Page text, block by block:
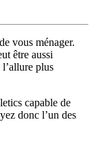
vous ménager.
être aussi
plus
capable de
donc l’un des